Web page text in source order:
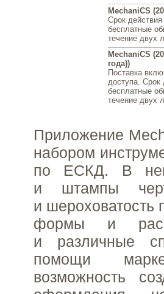
MechaniCS
Срок
бесплатные
течение двух
MechaniCS
года))
Поставка
доступа. Срок
бесплатные
течение двух
Приложение
набором
по ЕСКД. В нем
и штампы
и шероховатость
формы и
и различные
помощи
возможность